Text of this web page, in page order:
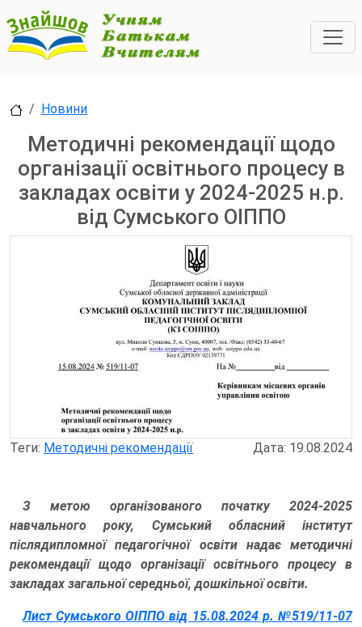
Новини
Методичні рекомендації щодо
організації освітнього процесу в
закладах освіти у 2024-2025 н.р.
від Сумського ОІППО
Теги: Методичні рекомендації Дата: 19.08.2024
З метою організованого початку 2024-2025
навчального року, Сумський обласний інститут
післядипломної педагогічної освіти надає методичні
рекомендації щодо організації освітнього процесу в
закладах загальної середньої, дошкільної освіти.
Лист Сумського ОІППО від 15.08.2024 р. №519/11-07